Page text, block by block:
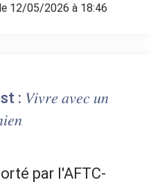
le 12/05/2026 à 18:46
: 𝑉𝑖𝑣𝑟𝑒 𝑎𝑣𝑒𝑐 𝑢𝑛
par l'AFTC-